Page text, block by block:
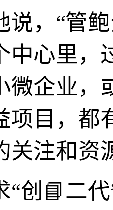
说，“管
中心里，
微企业，
项目，都
关注和资
“创📘二